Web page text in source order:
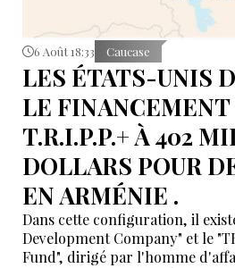
6 Août 18:33 Caucase
LES ÉTATS-UNIS
LE FINANCEMENT
T.R.I.P.P.+ À 402
DOLLARS POUR
EN ARMÉNIE .
Dans cette configuration, il
Development Company" et le
Fund", dirigé par l'homme